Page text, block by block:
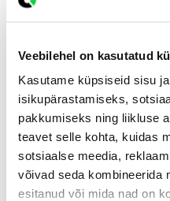
Veebilehel on kasutatud
Kasutame küpsiseid sisu
isikupärastamiseks,
pakkumiseks ning liikluse
teavet selle kohta, kuidas
sotsiaalse meedia,
võivad seda kombineerida
esitanud või mida nad on
Lai valik soodsaid